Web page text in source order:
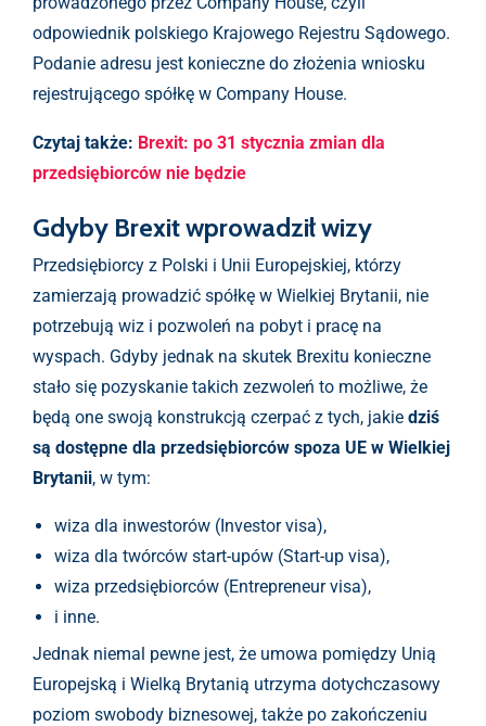
odpowiednik polskiego Krajowego Rejestru Sądowego.
Podanie adresu jest konieczne do złożenia wniosku
rejestrującego spółkę w Company House.
Czytaj także: Brexit: po 31 stycznia zmian dla
przedsiębiorców nie będzie
Gdyby Brexit wprowadził wizy
Przedsiębiorcy z Polski i Unii Europejskiej, którzy
zamierzają prowadzić spółkę w Wielkiej Brytanii, nie
potrzebują wiz i pozwoleń na pobyt i pracę na
wyspach. Gdyby jednak na skutek Brexitu konieczne
stało się pozyskanie takich zezwoleń to możliwe, że
będą one swoją konstrukcją czerpać z tych, jakie dziś
są dostępne dla przedsiębiorców spoza UE w Wielkiej
Brytanii, w tym:
wiza dla inwestorów (Investor visa),
wiza dla twórców start-upów (Start-up visa),
wiza przedsiębiorców (Entrepreneur visa),
i inne.
Jednak niemal pewne jest, że umowa pomiędzy Unią
Europejską i Wielką Brytanią utrzyma dotychczasowy
poziom swobody biznesowej, także po zakończeniu